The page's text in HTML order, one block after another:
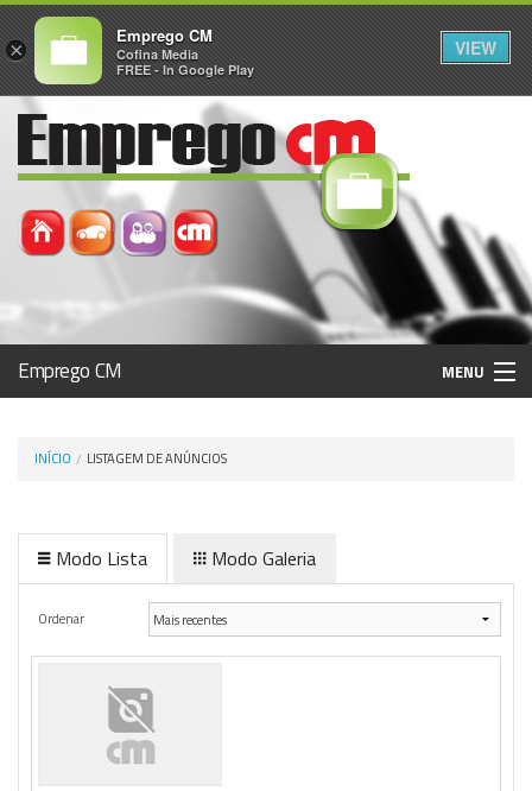
Emprego CM MENU
Histórico
Anunciar Agora
INÍCIO LISTAGEM DE ANÚNCIOS
Modo Lista Modo Galeria
Ordenar
×
Emprego CM
Cofina Media
FREE - In Google Play
VIEW